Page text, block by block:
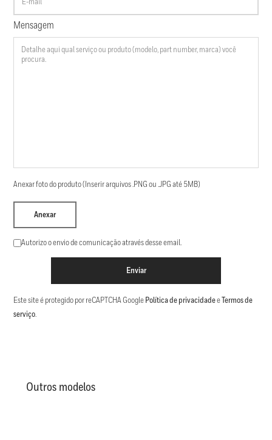
Mensagem
Anexar foto do produto (Inserir arquivos .PNG ou .JPG até 5MB)
Anexar
Autorizo o envio de comunicação através desse email.
Enviar
Este site é protegido por reCAPTCHA Google Política de privacidadee Termos de
serviço.
Outros modelos